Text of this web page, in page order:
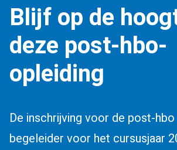
Blijf op de
deze post-hbo-
opleiding
De inschrijving voor de post-
begeleider voor het cursusjaar